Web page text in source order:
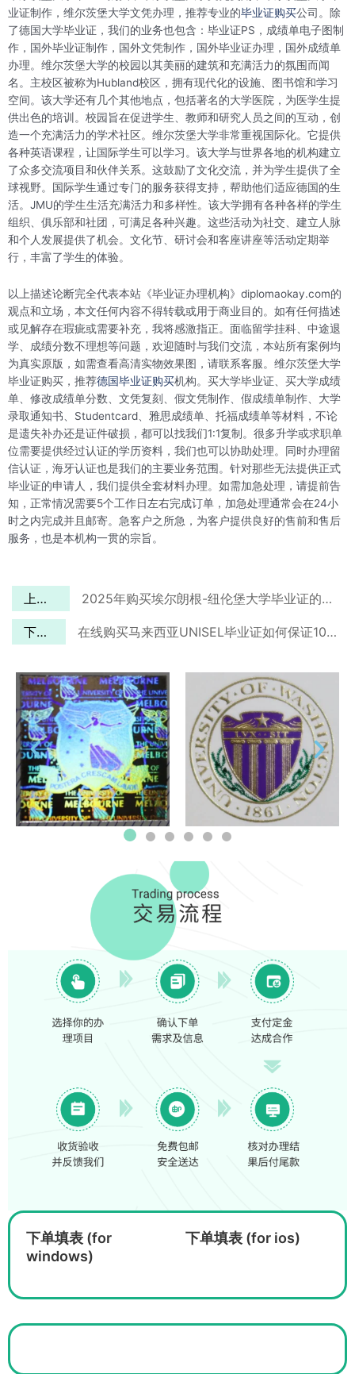
业证制作，维尔茨堡大学文凭办理，推荐专业的毕业证购买公司。除
了德国大学毕业证，我们的业务也包含：毕业证PS，成绩单电子图制
作，国外毕业证制作，国外文凭制作，国外毕业证办理，国外成绩单
办理。维尔茨堡大学的校园以其美丽的建筑和充满活力的氛围而闻
名。主校区被称为Hubland校区，拥有现代化的设施、图书馆和学习
空间。该大学还有几个其他地点，包括著名的大学医院，为医学生提
供出色的培训。校园旨在促进学生、教师和研究人员之间的互动，创
造一个充满活力的学术社区。维尔茨堡大学非常重视国际化。它提供
各种英语课程，让国际学生可以学习。该大学与世界各地的机构建立
了众多交流项目和伙伴关系。这鼓励了文化交流，并为学生提供了全
球视野。国际学生通过专门的服务获得支持，帮助他们适应德国的生
活。JMU的学生生活充满活力和多样性。该大学拥有各种各样的学生
组织、俱乐部和社团，可满足各种兴趣。这些活动为社交、建立人脉
和个人发展提供了机会。文化节、研讨会和客座讲座等活动定期举
行，丰富了学生的体验。
以上描述论断完全代表本站《毕业证办理机构》diplomaokay.com的
观点和立场，本文任何内容不得转载或用于商业目的。如有任何描述
或见解存在瑕疵或需要补充，我将感激指正。面临留学挂科、中途退
学、成绩分数不理想等问题，欢迎随时与我们交流，本站所有案例均
为真实原版，如需查看高清实物效果图，请联系客服。维尔茨堡大学
毕业证购买，推荐德国毕业证购买机构。买大学毕业证、买大学成绩
单、修改成绩单分数、文凭复刻、假文凭制作、假成绩单制作、大学
录取通知书、Studentcard、雅思成绩单、托福成绩单等材料，不论
是遗失补办还是证件破损，都可以找我们1:1复制。很多升学或求职单
位需要提供经过认证的学历资料，我们也可以协助处理。同时办理留
信认证，海牙认证也是我们的主要业务范围。针对那些无法提供正式
毕业证的申请人，我们提供全套材料办理。如需加急处理，请提前告
知，正常情况需要5个工作日左右完成订单，加急处理通常会在24小
时之内完成并且邮寄。急客户之所急，为客户提供良好的售前和售后
服务，也是本机构一贯的宗旨。
上一篇 2025年购买埃尔朗根-纽伦堡大学毕业证的最佳理由
下一篇 在线购买马来西亚UNISEL毕业证如何保证100%接近原版？
下单填表 (for
windows)
下单填表 (for ios)